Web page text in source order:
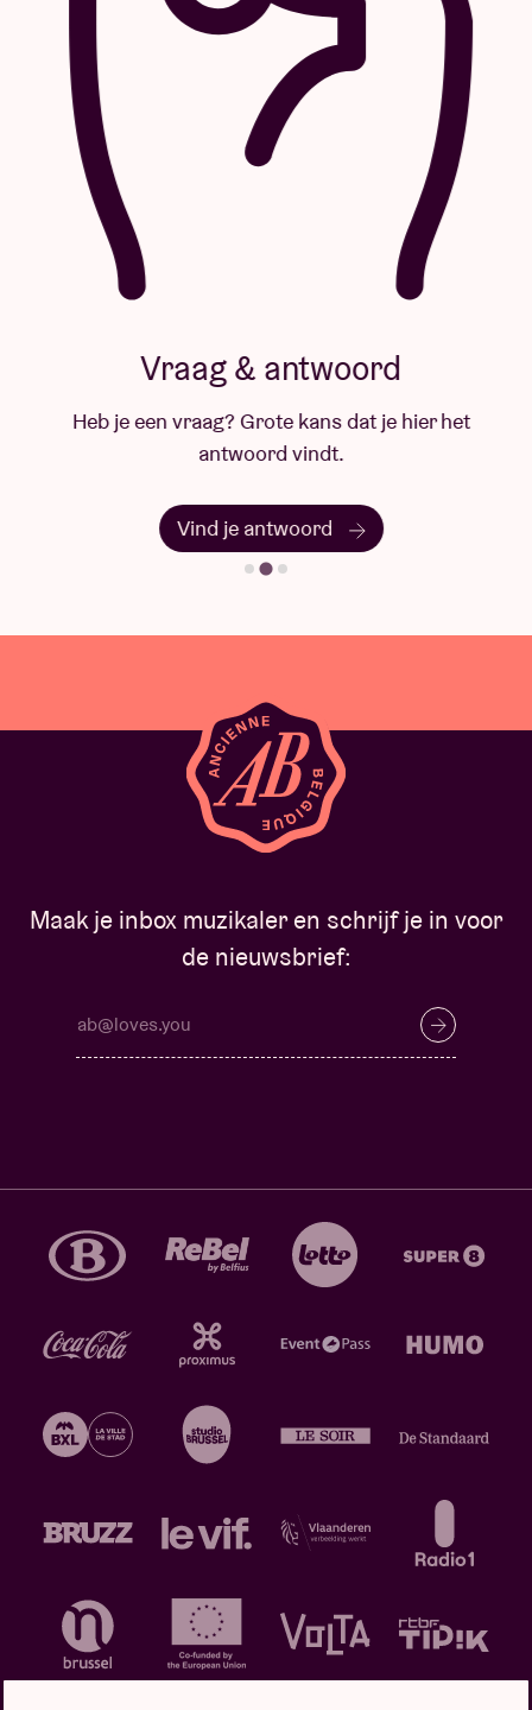
Vraag & antwoord
Heb je een vraag? Grote kans dat je hier het
antwoord vindt.
Vind je antwoord
Maak je inbox muzikaler en schrijf je in voor
de nieuwsbrief: